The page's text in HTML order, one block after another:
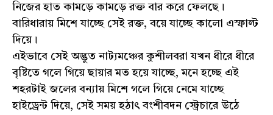
নিজের হাত কামড়ে কামড়ে রক্ত বার করে ফেলছে।
বারিধারায় মিশে যাচ্ছে সেই রক্ত, বয়ে যাচ্ছে কালো এস্ফাল্ট
দিয়ে।
এইভাবে সেই অদ্ভুত নাট্যমঞ্চের কুশীলবরা যখন ধীরে ধীরে
বৃষ্টিতে গলে গিয়ে ছায়ার মত হয়ে যাচ্ছে, মনে হচ্ছে এই
শহরটাই জলের বন্যায় মিশে গলে গিয়ে নেমে যাচ্ছে
হাইড্রেন্ট দিয়ে, সেই সময় হঠাৎ বংশীবদন স্ট্রেচারে উঠে